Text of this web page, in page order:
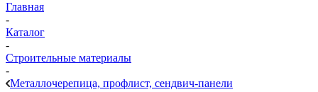
Главная
-
Каталог
-
Строительные материалы
-
Металлочерепица, профлист, сендвич-панели